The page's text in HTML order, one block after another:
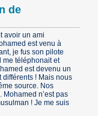
de
avoir un ami
est venu à
je fus son pilote
me téléphonait et
est devenu un
! Mais nous
source. Nos
n’est pas
! Je me suis